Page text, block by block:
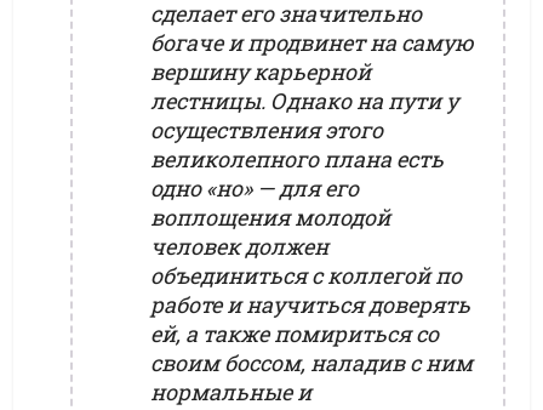
сделает его значительно
богаче и продвинет на самую
вершину карьерной
лестницы. Однако на пути у
осуществления этого
великолепного плана есть
одно «но» — для его
воплощения молодой
человек должен
объединиться с коллегой по
работе и научиться доверять
ей, а также помириться со
своим боссом, наладив с ним
нормальные и